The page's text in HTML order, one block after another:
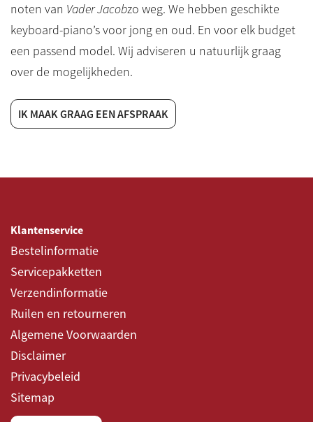
noten van Vader Jacobzo weg. We hebben geschikte
keyboard-piano’s voor jong en oud. En voor elk budget
een passend model. Wij adviseren u natuurlijk graag
over de mogelijkheden.
IK MAAK GRAAG EEN AFSPRAAK
Klantenservice
Bestelinformatie
Servicepakketten
Verzendinformatie
Ruilen en retourneren
Algemene Voorwaarden
Disclaimer
Privacybeleid
Sitemap